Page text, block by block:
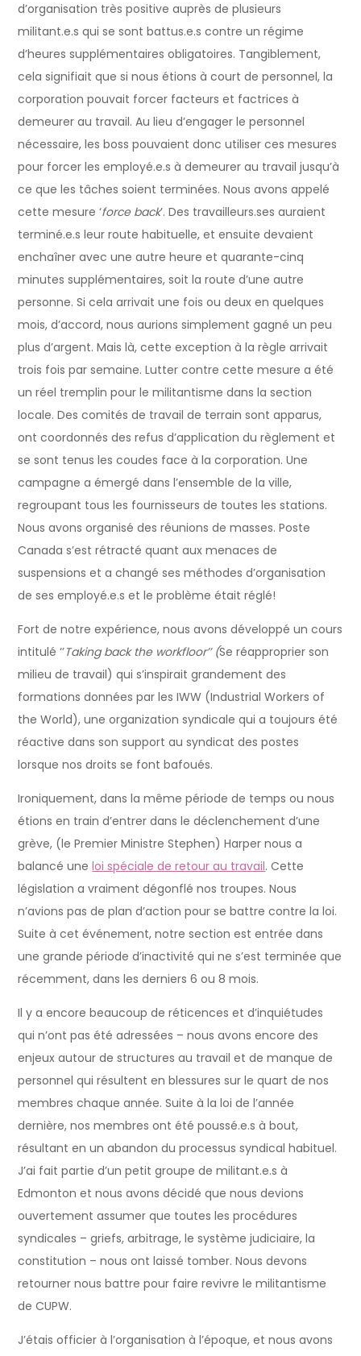
d’organisation très positive auprès de plusieurs
militant.e.s qui se sont battus.e.s contre un régime
d’heures supplémentaires obligatoires. Tangiblement,
cela signifiait que si nous étions à court de personnel, la
corporation pouvait forcer facteurs et factrices à
demeurer au travail. Au lieu d’engager le personnel
nécessaire, les boss pouvaient donc utiliser ces mesures
pour forcer les employé.e.s à demeurer au travail jusqu’à
ce que les tâches soient terminées. Nous avons appelé
cette mesure ‘force back’. Des travailleurs.ses auraient
terminé.e.s leur route habituelle, et ensuite devaient
enchaîner avec une autre heure et quarante-cinq
minutes supplémentaires, soit la route d’une autre
personne. Si cela arrivait une fois ou deux en quelques
mois, d’accord, nous aurions simplement gagné un peu
plus d’argent. Mais là, cette exception à la règle arrivait
trois fois par semaine. Lutter contre cette mesure a été
un réel tremplin pour le militantisme dans la section
locale. Des comités de travail de terrain sont apparus,
ont coordonnés des refus d’application du règlement et
se sont tenus les coudes face à la corporation. Une
campagne a émergé dans l’ensemble de la ville,
regroupant tous les fournisseurs de toutes les stations.
Nous avons organisé des réunions de masses. Poste
Canada s’est rétracté quant aux menaces de
suspensions et a changé ses méthodes d’organisation
de ses employé.e.s et le problème était réglé!
Fort de notre expérience, nous avons développé un cours
intitulé ‘’Taking back the workfloor’’ (Se réapproprier son
milieu de travail) qui s’inspirait grandement des
formations données par les IWW (Industrial Workers of
the World), une organization syndicale qui a toujours été
réactive dans son support au syndicat des postes
lorsque nos droits se font bafoués.
Ironiquement, dans la même période de temps ou nous
étions en train d’entrer dans le déclenchement d’une
grève, (le Premier Ministre Stephen) Harper nous a
balancé uneloi spéciale de retour au travail. Cette
législation a vraiment dégonflé nos troupes. Nous
n’avions pas de plan d’action pour se battre contre la loi.
Suite à cet événement, notre section est entrée dans
une grande période d’inactivité qui ne s’est terminée que
récemment, dans les derniers 6 ou 8 mois.
Il y a encore beaucoup de réticences et d’inquiétudes
qui n’ont pas été adressées – nous avons encore des
enjeux autour de structures au travail et de manque de
personnel qui résultent en blessures sur le quart de nos
membres chaque année. Suite à la loi de l’année
dernière, nos membres ont été poussé.e.s à bout,
résultant en un abandon du processus syndical habituel.
J’ai fait partie d’un petit groupe de militant.e.s à
Edmonton et nous avons décidé que nous devions
ouvertement assumer que toutes les procédures
syndicales – griefs, arbitrage, le système judiciaire, la
constitution – nous ont laissé tomber. Nous devons
retourner nous battre pour faire revivre le militantisme
de CUPW.
J’étais officier à l’organisation à l’époque, et nous avons